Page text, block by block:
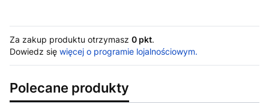
Za zakup produktu otrzymasz 0 pkt.
Dowiedz się więcej o programie lojalnościowym.
Polecane produkty